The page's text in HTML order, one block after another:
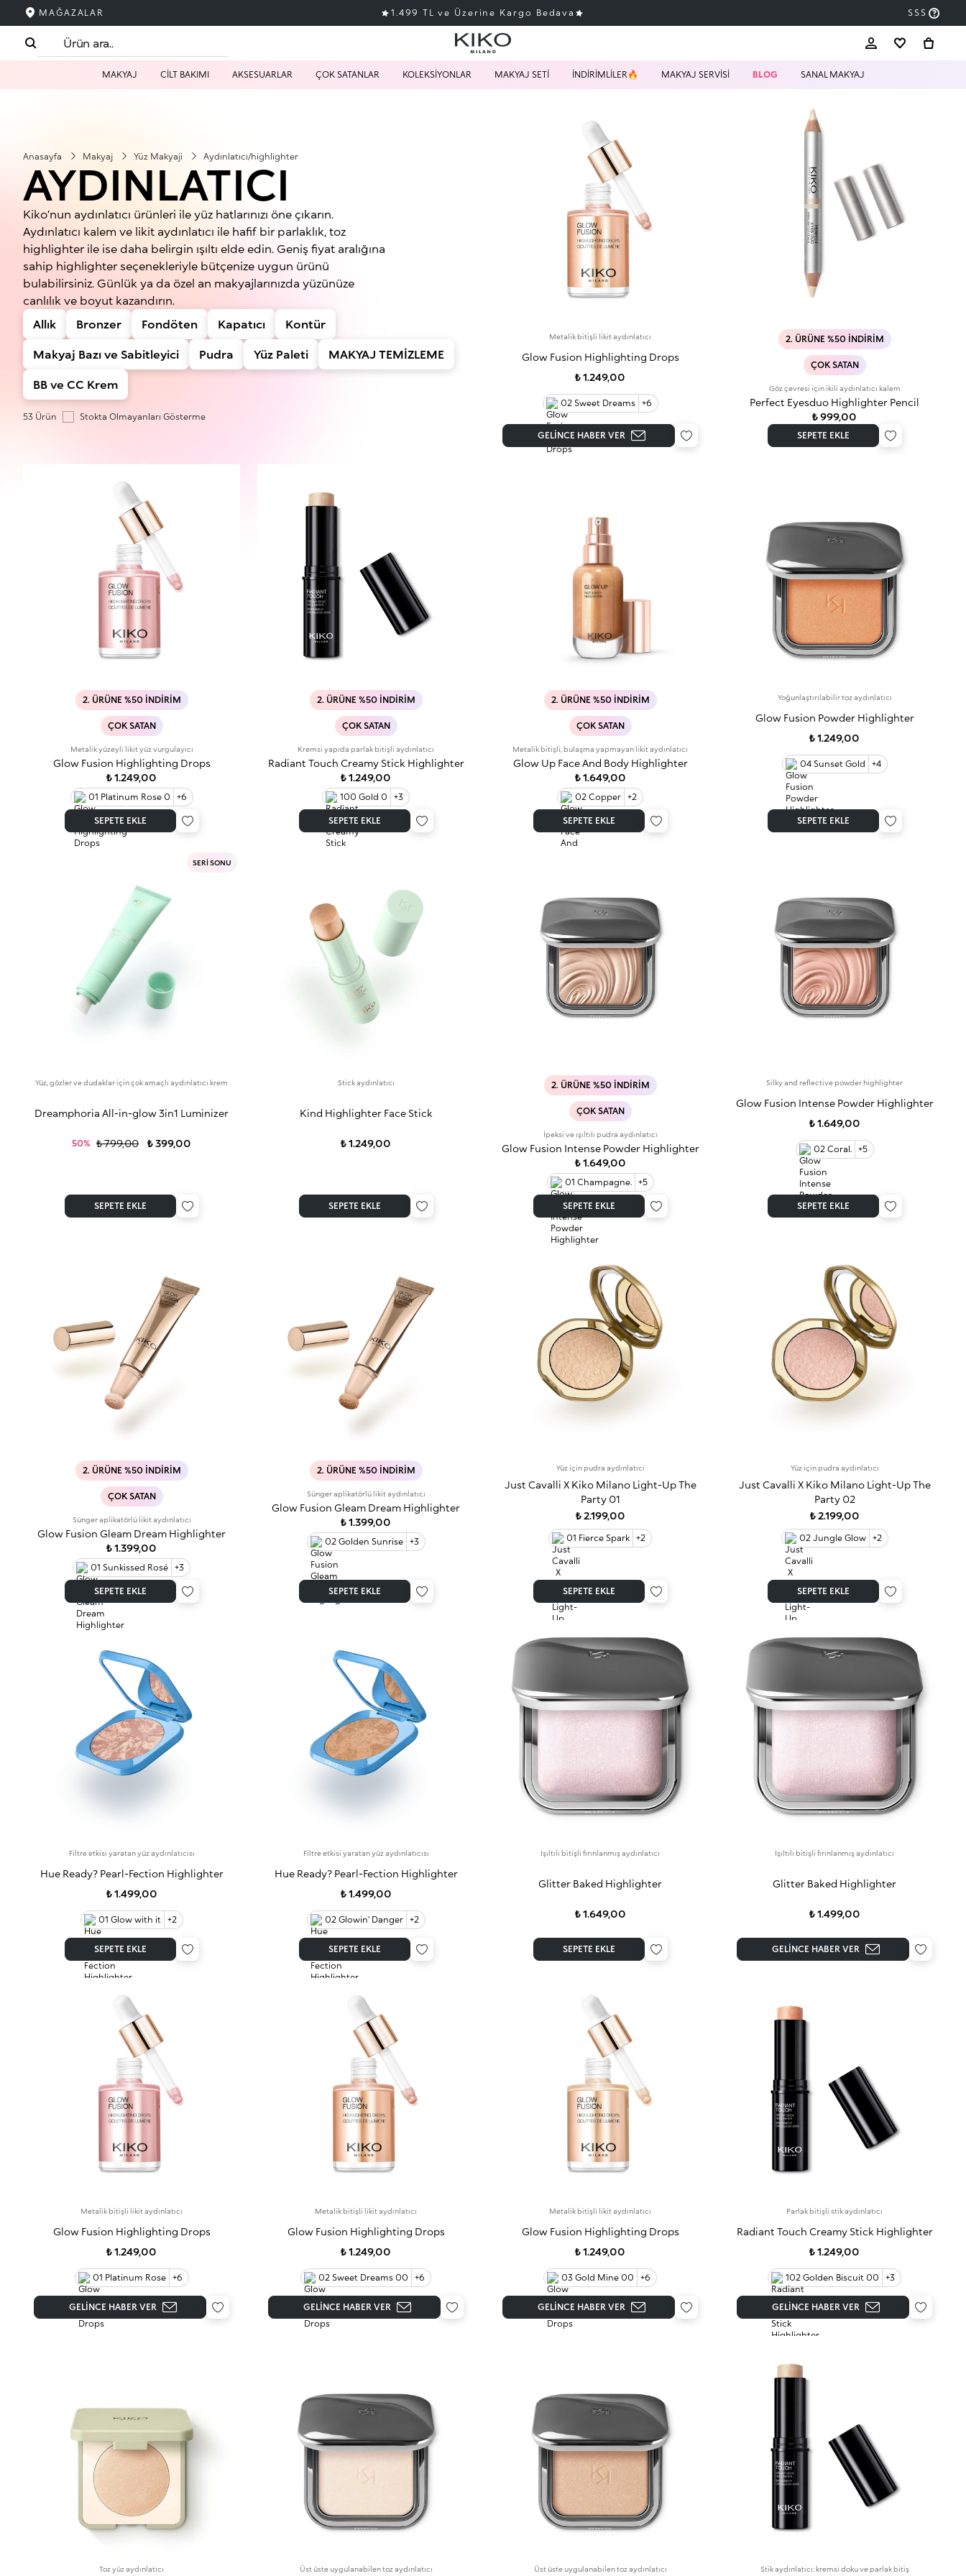
MAĞAZALAR 1.499 TL ve Üzerine Kargo Bedava SSS
MAKYAJ CİLT BAKIMI AKSESUARLAR ÇOK SATANLAR KOLEKSİYONLAR MAKYAJ SETİ İNDİRİMLİLER🔥 MAKYAJ SERVİSİ BLOG SANAL MAKYAJ
Anasayfa Makyaj Yüz Makyaji Aydınlatıcı/highlighter
AYDINLATICI
Kiko’nun aydınlatıcı ürünleri ile yüz hatlarınızı öne çıkarın.
Aydınlatıcı kalem ve likit aydınlatıcı ile hafif bir parlaklık, toz
highlighter ile ise daha belirgin ışıltı elde edin. Geniş fiyat aralığına
sahip highlighter seçenekleriyle bütçenize uygun ürünü
bulabilirsiniz. Günlük ya da özel an makyajlarınızda yüzünüze
canlılık ve boyut kazandırın.
Allık
Bronzer Fondöten Kapatıcı Kontür
Makyaj Bazı ve Sabitleyici Pudra Yüz Paleti MAKYAJ TEMİZLEME
BB ve CC Krem
53 Ürün Stokta Olmayanları Gösterme
Metalik bitişli likit aydınlatıcı
Glow Fusion Highlighting Drops
₺ 1.249,00
02 Sweet Dreams +6
GELINCE HABER VER
2. ÜRÜNE %50 İNDIRIM
ÇOK SATAN
Göz çevresi için ikili aydınlatıcı kalem
Perfect Eyesduo Highlighter Pencil
₺ 999,00
SEPETE EKLE
2. ÜRÜNE %50 İNDIRIM
ÇOK SATAN
Metalik yüzeyli likit yüz vurgulayıcı
Glow Fusion Highlighting Drops
₺ 1.249,00
01 Platinum Rose 0 +6
SEPETE EKLE
2. ÜRÜNE %50 İNDIRIM
ÇOK SATAN
Kremsi yapıda parlak bitişli aydınlatıcı
Radiant Touch Creamy Stick Highlighter
₺ 1.249,00
100 Gold 0 +3
SEPETE EKLE
2. ÜRÜNE %50 İNDIRIM
ÇOK SATAN
Metalik bitişli, bulaşma yapmayan likit aydınlatıcı
Glow Up Face And Body Highlighter
₺ 1.649,00
02 Copper +2
SEPETE EKLE
Yoğunlaştırılabilir toz aydınlatıcı
Glow Fusion Powder Highlighter
₺ 1.249,00
04 Sunset Gold +4
SEPETE EKLE
SERİ SONU
Yüz, gözler ve dudaklar için çok amaçlı aydınlatıcı krem
Dreamphoria All-in-glow 3in1 Luminizer
50% ₺ 799,00 ₺ 399,00
SEPETE EKLE
Stick aydınlatıcı
Kind Highlighter Face Stick
₺ 1.249,00
SEPETE EKLE
2. ÜRÜNE %50 İNDIRIM
ÇOK SATAN
İpeksi ve ışıltılı pudra aydınlatıcı
Glow Fusion Intense Powder Highlighter
₺ 1.649,00
01 Champagne. +5
SEPETE EKLE
Silky and reflective powder highlighter
Glow Fusion Intense Powder Highlighter
₺ 1.649,00
02 Coral. +5
SEPETE EKLE
2. ÜRÜNE %50 İNDIRIM
ÇOK SATAN
Sünger aplikatörlü likit aydınlatıcı
Glow Fusion Gleam Dream Highlighter
₺ 1.399,00
01 Sunkissed Rosé +3
SEPETE EKLE
2. ÜRÜNE %50 İNDIRIM
Sünger aplikatörlü likit aydınlatıcı
Glow Fusion Gleam Dream Highlighter
₺ 1.399,00
02 Golden Sunrise +3
SEPETE EKLE
Yüz için pudra aydınlatıcı
Just Cavalli X Kiko Milano Light-Up The
Party 01
₺ 2.199,00
01 Fierce Spark +2
SEPETE EKLE
Yüz için pudra aydınlatıcı
Just Cavalli X Kiko Milano Light-Up The
Party 02
₺ 2.199,00
02 Jungle Glow +2
SEPETE EKLE
Filtre etkisi yaratan yüz aydınlatıcısı
Hue Ready? Pearl-Fection Highlighter
₺ 1.499,00
01 Glow with it +2
SEPETE EKLE
Filtre etkisi yaratan yüz aydınlatıcısı
Hue Ready? Pearl-Fection Highlighter
₺ 1.499,00
02 Glowin' Danger +2
SEPETE EKLE
Işıltılı bitişli fırınlanmış aydınlatıcı
Glitter Baked Highlighter
₺ 1.649,00
SEPETE EKLE
Işıltılı bitişli fırınlanmış aydınlatıcı
Glitter Baked Highlighter
₺ 1.499,00
GELINCE HABER VER
Metalik bitişli likit aydınlatıcı
Glow Fusion Highlighting Drops
₺ 1.249,00
01 Platinum Rose +6
GELINCE HABER VER
Metalik bitişli likit aydınlatıcı
Glow Fusion Highlighting Drops
₺ 1.249,00
02 Sweet Dreams 00 +6
GELINCE HABER VER
Metalik bitişli likit aydınlatıcı
Glow Fusion Highlighting Drops
₺ 1.249,00
03 Gold Mine 00 +6
GELINCE HABER VER
Parlak bitişli stik aydınlatıcı
Radiant Touch Creamy Stick Highlighter
₺ 1.249,00
102 Golden Biscuit 00 +3
GELINCE HABER VER
Toz yüz aydınlatıcı Üst üste uygulanabilen toz aydınlatıcı Üst üste uygulanabilen toz aydınlatıcı Stik aydınlatıcı: kremsi doku ve parlak bitiş